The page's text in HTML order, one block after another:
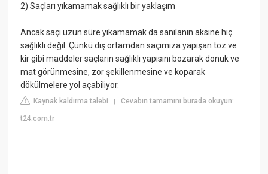
2) Saçları yıkamamak sağlıklı bir yaklaşım
Ancak saçı uzun süre yıkamamak da sanılanın aksine hiç
sağlıklı değil. Çünkü dış ortamdan saçımıza yapışan toz ve
kir gibi maddeler saçların sağlıklı yapısını bozarak donuk ve
mat görünmesine, zor şekillenmesine ve koparak
dökülmelere yol açabiliyor.
Kaynak kaldırma talebi |Cevabın tamamını burada okuyun:
t24.com.tr